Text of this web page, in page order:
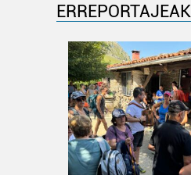
ERREPORTAJEAK